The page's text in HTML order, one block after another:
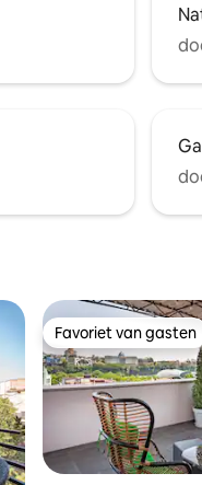
Favoriet van gasten
Favoriet van gasten